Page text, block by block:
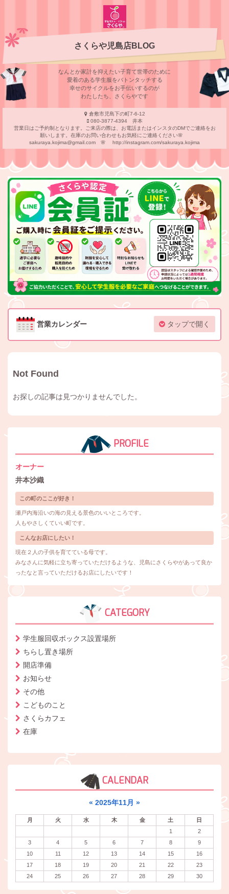
さくらや児島店BLOG
なんとか家計を抑えたい子育て世帯のために
愛着のある学⽣服をバトンタッチする
幸せのサイクルをお⼿伝いするのが
わたしたち、さくらやです
倉敷市児島下の町7-6-12
080-3877-4394 井本
営業日はご予約制となります。ご来店の際は、お電話またはインスタのDMでご連絡をお
願いします。在庫のお問い合わせもお気軽にご連絡ください🌸
sakuraya.kojima@gmail.com 🌸 http://instagram.com/sakuraya.kojima
営業カレンダー タップで開く
Not Found
お探しの記事は見つかりませんでした。
PROFILE
オーナー
井本沙織
この町のここが好き！
瀬戸内海沿いの海の見える景色のいいところです。
人もやさしくていい町です。
こんなお店にしたい！
現在２人の子供を育てている母です。
みなさんに気軽に立ち寄っていただけるような、児島にさくらやがあって良か
ったなと言っていただけるお店にしたいです！
CATEGORY
学生服回収ボックス設置場所
ちらし置き場所
開店準備
お知らせ
その他
こどものこと
さくらカフェ
在庫
CALENDAR
« 2025年11月 »
月 火 水 木 金 土
日
1
2
3
4 5 6 7 8
9
10
11 12 13 14 15
16
17
18 19 20 21 22
23
24
25 26 27 28 29 30